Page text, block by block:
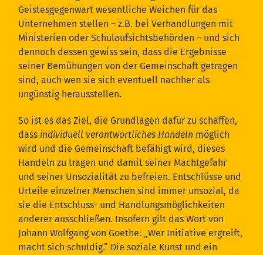
Geistesgegenwart wesentliche Weichen für das
Unternehmen stellen – z.B. bei Verhandlungen mit
Ministerien oder Schulaufsichtsbehörden – und sich
dennoch dessen gewiss sein, dass die Ergebnisse
seiner Bemühungen von der Gemeinschaft getragen
sind, auch wen sie sich eventuell nachher als
ungünstig herausstellen.
So ist es das Ziel, die Grundlagen dafür zu schaffen,
dass individuell verantwortliches Handeln möglich
wird und die Gemeinschaft befähigt wird, dieses
Handeln zu tragen und damit seiner Machtgefahr
und seiner Unsozialität zu befreien. Entschlüsse und
Urteile einzelner Menschen sind immer unsozial, da
sie die Entschluss- und Handlungsmöglichkeiten
anderer ausschließen. Insofern gilt das Wort von
Johann Wolfgang von Goethe: „Wer Initiative ergreift,
macht sich schuldig.“ Die soziale Kunst und ein